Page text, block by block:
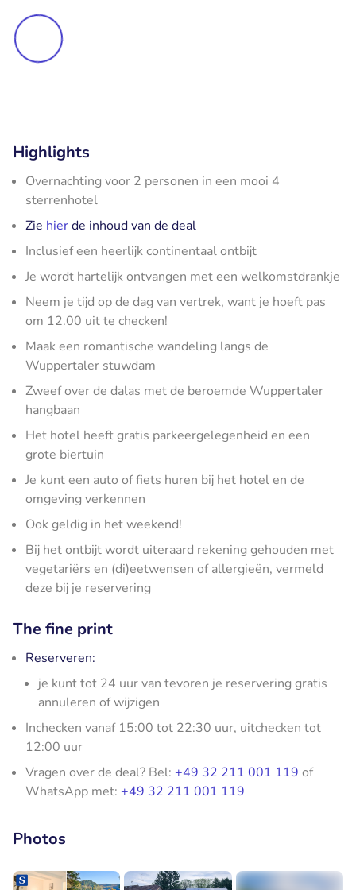
Highlights
Overnachting voor 2 personen in een mooi 4
sterrenhotel
Zie hierde inhoud van de deal
Inclusief een heerlijk continentaal ontbijt
Je wordt hartelijk ontvangen met een welkomstdrankje
Neem je tijd op de dag van vertrek, want je hoeft pas
om 12.00 uit te checken!
Maak een romantische wandeling langs de
Wuppertaler stuwdam
Zweef over de dalas met de beroemde Wuppertaler
hangbaan
Het hotel heeft gratis parkeergelegenheid en een
grote biertuin
Je kunt een auto of fiets huren bij het hotel en de
omgeving verkennen
Ook geldig in het weekend!
Bij het ontbijt wordt uiteraard rekening gehouden met
vegetariërs en (di)eetwensen of allergieën, vermeld
deze bij je reservering
The fine print
Reserveren:
je kunt tot 24 uur van tevoren je reservering gratis
annuleren of wijzigen
Inchecken vanaf 15:00 tot 22:30 uur, uitchecken tot
12:00 uur
Vragen over de deal? Bel: +49 32 211 001 119 of
WhatsApp met: +49 32 211 001 119
Photos